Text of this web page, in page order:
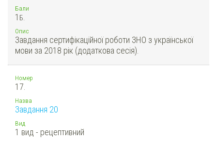
Бали
1 Б.
Опис
Завдання сертифікаційної роботи ЗНО з української
мови за 2018 рік (додаткова сесія).
Номер
17.
Назва
Завдання 20
Вид
1 вид - рецептивний